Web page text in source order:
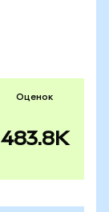
Оценок
483.8K